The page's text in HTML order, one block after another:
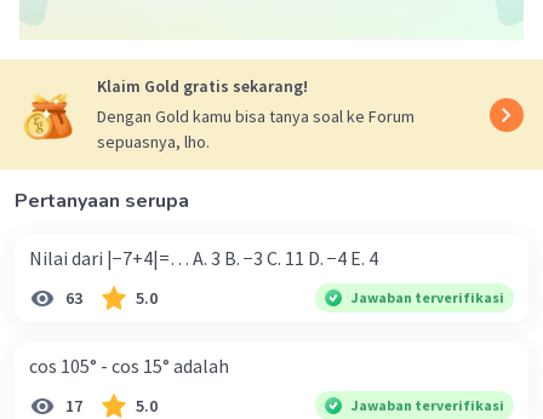
Beri Rating
EKA P Level 38
Terima kasihh kaaa
Klaim Gold gratis sekarang!
Dengan Gold kamu bisa tanya soal ke Forum
sepuasnya, lho.
Pertanyaan serupa
Nilai dari |−7+4|=… A. 3 B. −3 C. 11 D. −4 E. 4
63 5.0 Jawaban terverifikasi
cos 105° - cos 15° adalah
17 5.0 Jawaban terverifikasi